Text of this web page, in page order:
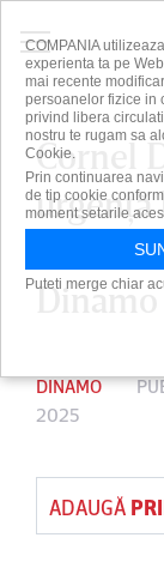
Cornel
urgenţă
a
Dinamo
DINAMO
2025
ADAUGĂ
COMPANIA
experienta ta pe
mai recente
persoanelor fizice in
privind libera
nostru te rugam sa
Cookie.
Prin continuarea
de tip cookie
moment setarile
Puteti merge chiar